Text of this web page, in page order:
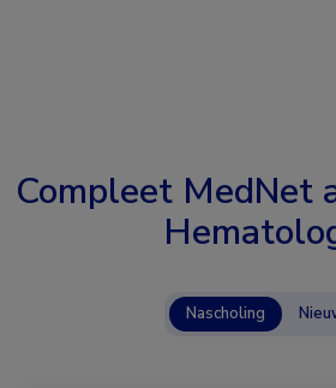
Compleet MedNet
Nascholing